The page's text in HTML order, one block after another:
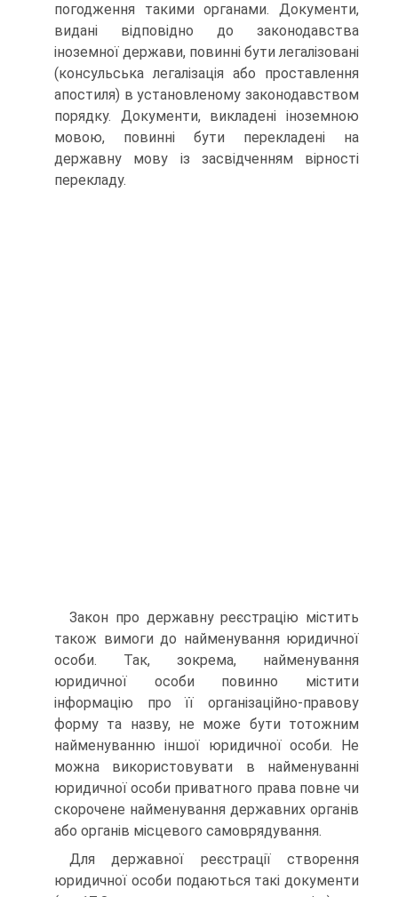
погодження такими органами. Документи,
видані відповідно до законодавства
іноземної держави, повинні бути легалізовані
(консульська легалізація або проставлення
апостиля) в установленому законодавством
порядку. Доку­менти, викладені іноземною
мовою, повинні бути перекла­дені на
державну мову із засвідченням вірності
перекладу.
Закон про державну реєстрацію містить
також вимоги до найменування юридичної
особи. Так, зокрема, наймену­вання
юридичної особи повинно містити
інформацію про її організаційно-правову
форму та назву, не може бути тото­жним
найменуванню іншої юридичної особи. Не
можна ви­користовувати в найменуванні
юридичної особи приватного права повне чи
скорочене найменування державних орга­нів
або органів місцевого самоврядування.
Для державної реєстрації створення
юридичної особи подаються такі документи